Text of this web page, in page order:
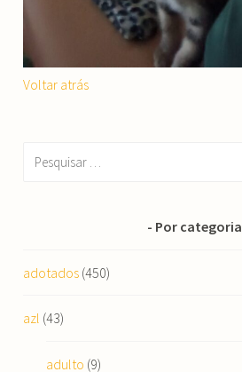
Voltar atrás
Por categoria
adotados (450)
azl (43)
adulto (9)